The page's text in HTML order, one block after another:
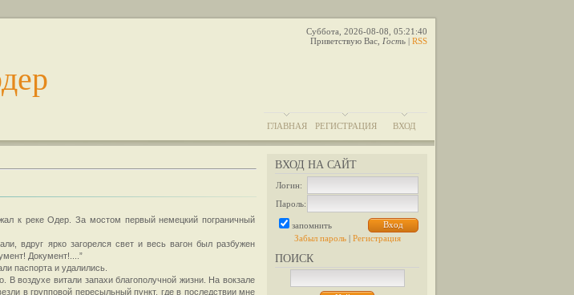
Суббота, 2026-08-08, 05:21:40
Приветствую Вас Гость | RSS
ГЛАВНАЯ РЕГИСТРАЦИЯ ВХОД
ВХОД НА САЙТ
Логин:
Пароль:
запомнить
Забыл пароль| Регистрация
ПОИСК
к реке Одер. За мостом первый немецкий пограничный
вдруг ярко загорелся свет и весь вагон был разбужен
Документ!....”
паспорта и удалились.
В воздухе витали запахи благополучной жизни. На вокзале
в групповой пересыльный пункт, где в последствии мне